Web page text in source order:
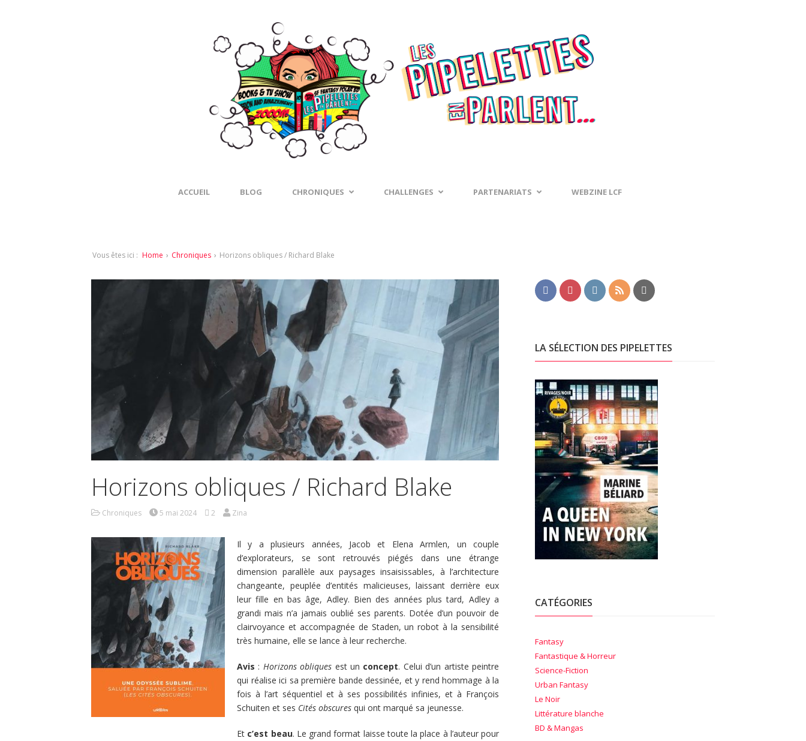
ACCUEIL BLOG CHRONIQUES CHALLENGES PARTENARIATS WEBZINE LCF
Vous êtes ici : Home › Chroniques › Horizons obliques / Richard Blake
Horizons obliques / Richard Blake
Chroniques 5 mai 2024 2 Zina
Il y a plusieurs années, Jacob et Elena Armlen, un couple
d’explorateurs, se sont retrouvés piégés dans une étrange
dimension parallèle aux paysages insaisissables, à l’architecture
changeante, peuplée d’entités malicieuses, laissant derrière eux
leur fille en bas âge, Adley. Bien des années plus tard, Adley a
grandi mais n’a jamais oublié ses parents. Dotée d’un pouvoir de
clairvoyance et accompagnée de Staden, un robot à la sensibilité
très humaine, elle se lance à leur recherche.
Avis : Horizons obliques est un concept. Celui d’un artiste peintre
qui réalise ici sa première bande dessinée, et y rend hommage à la
fois à l’art séquentiel et à ses possibilités infinies, et à François
Schuiten et ses Cités obscures qui ont marqué sa jeunesse.
Et c’est beau. Le grand format laisse toute la place à l’auteur pour
LA SÉLECTION DES PIPELETTES
CATÉGORIES
Fantasy
Fantastique & Horreur
Science-Fiction
Urban Fantasy
Le Noir
Littérature blanche
BD & Mangas